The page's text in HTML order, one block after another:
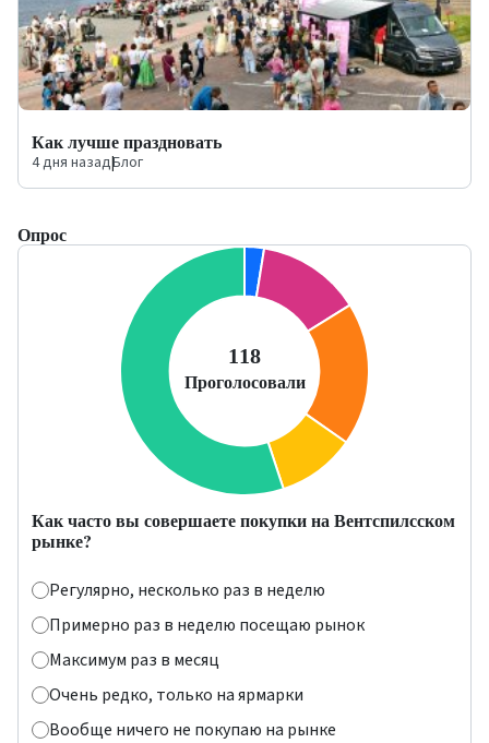
Как лучше праздновать
4 дня назад|Блог
Опрос
Как часто вы совершаете покупки на Вентспилсском
рынке?
Регулярно, несколько раз в неделю
Примерно раз в неделю посещаю рынок
Максимум раз в месяц
Очень редко, только на ярмарки
Вообще ничего не покупаю на рынке